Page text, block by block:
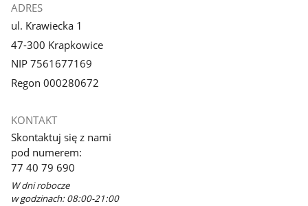
ADRES
ul. Krawiecka 1
47-300 Krapkowice
NIP 7561677169
Regon 000280672
KONTAKT
Skontaktuj się z nami
pod numerem:
77 40 79 690
W dni robocze
w godzinach: 08:00-21:00